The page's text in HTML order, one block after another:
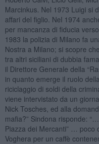
Marcinkus. Nel 1973 Luigi si
affari del figlio. Nel 1974
per mancanza di fiducia
1983 la polizia di Milano fa
Nostra a Milano; si scopre
tra altri siciliani di dubbia
il Direttore Generale della
in quanto emerge il ruolo
riciclaggio di soldi della
viene intervistato da un
Nick Tosches, ed alla
mafia?” Sindona risponde:
Piazza dei Mercanti” … poco
Voghera per un caffè